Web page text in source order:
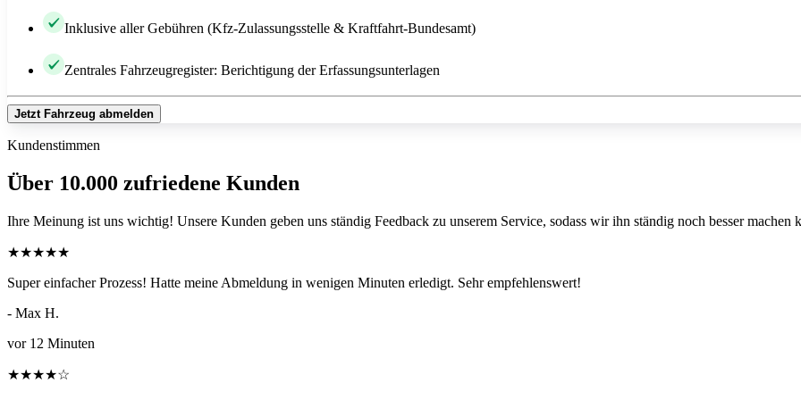
Inklusive aller Gebühren (Kfz-Zulassungsstelle & Kraftfahrt-Bundesamt)
Zentrales Fahrzeugregister: Berichtigung der Erfassungsunterlagen
Jetzt Fahrzeug abmelden
Kundenstimmen
Über 10.000 zufriedene Kunden
Ihre Meinung ist uns wichtig! Unsere Kunden geben uns ständig Feedback zu unserem Service, sodass wir ihn ständig noch besser machen
★★★★★
Super einfacher Prozess! Hatte meine Abmeldung in wenigen Minuten erledigt. Sehr empfehlenswert!
- Max H.
vor 12 Minuten
★★★★☆